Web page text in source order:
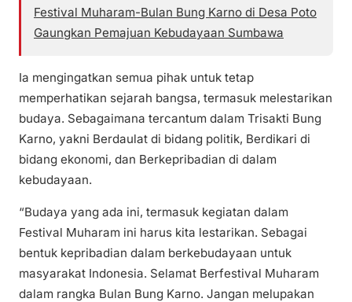
Festival Muharam-Bulan Bung Karno di Desa Poto
Gaungkan Pemajuan Kebudayaan Sumbawa
Ia mengingatkan semua pihak untuk tetap
memperhatikan sejarah bangsa, termasuk melestarikan
budaya. Sebagaimana tercantum dalam Trisakti Bung
Karno, yakni Berdaulat di bidang politik, Berdikari di
bidang ekonomi, dan Berkepribadian di dalam
kebudayaan.
“Budaya yang ada ini, termasuk kegiatan dalam
Festival Muharam ini harus kita lestarikan. Sebagai
bentuk kepribadian dalam berkebudayaan untuk
masyarakat Indonesia. Selamat Berfestival Muharam
dalam rangka Bulan Bung Karno. Jangan melupakan